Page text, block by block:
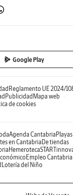
Google Play
Reglamento UE 2024/
Publicidad Mapa web
de cookies
Agenda Cantabria Playas
en Cantabria De tiendas
Hemeroteca
Empleo Cantabria
Lotería del Niño